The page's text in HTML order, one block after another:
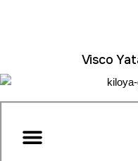
Visco